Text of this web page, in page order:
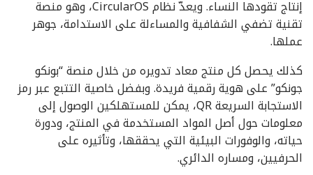
إنتاج تقودها النساء. ويعدّ نظام CircularOS، وهو منصة
تقنية تضفي الشفافية والمساءلة على الاستدامة، جوهر
عملها.
كذلك يحصل كل منتج معاد تدويره من خلال منصة “بونكو
جونكو” على هوية رقمية فريدة. وبفضل خاصية التتبع عبر رمز
الاستجابة السريعة QR، يمكن للمستهلكين الوصول إلى
معلومات حول أصل المواد المستخدمة في المنتج، ودورة
حياته، والوفورات البيئية التي يحققها، وتأثيره على
الحرفيين، ومساره الدائري.